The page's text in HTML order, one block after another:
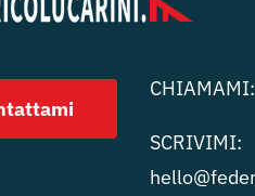
CHIAMAMI:
SCRIVIMI: